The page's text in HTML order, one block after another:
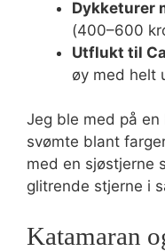
Dykketurer
(400–600
Utflukt til
øy med helt
Jeg ble med på
svømte blant
med en sjøstjerne
glitrende stjerne i
Katamaran